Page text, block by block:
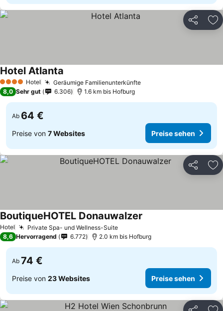
Teilen
4 Sterne Hotel Geräumige Familienunterkünfte
Hotel Atlanta
8,0 Sehr gut 6.306 1.6 km bis Hofburg
Ab 64 €
Preise von 7 Websites Preise sehen
Teilen
Hotel Private Spa- und Wellness-Suite
BoutiqueHOTEL Donauwalzer
8,6 Hervorragend 6.772 2.0 km bis Hofburg
Ab 74 €
Preise von 23 Websites Preise sehen